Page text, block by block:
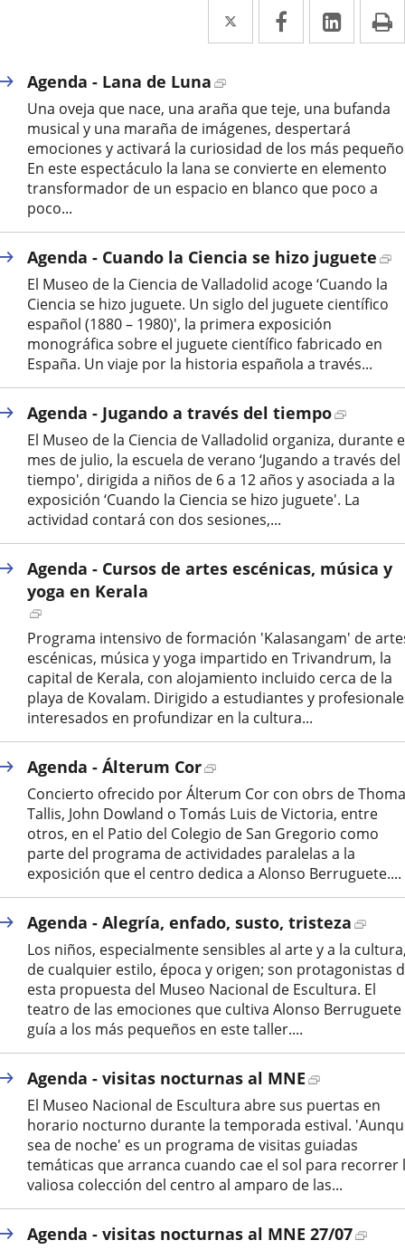
Twitter
Enlace
a
aplicación
externa.
Facebook
Enlace
a
aplicación
externa.
Enlace
a
Agenda - Lana de Luna
Enlace
a
una
aplicación
externa.
Una oveja que nace, una araña que teje, una bufanda
musical y una maraña de imágenes, despertará
emociones y activará la curiosidad de los más
En este espectáculo la lana se convierte en elemento
transformador de un espacio en blanco que poco a
poco...
Agenda - Cuando la Ciencia se hizo juguete
El Museo de la Ciencia de Valladolid acoge ‘Cuando la
Ciencia se hizo juguete. Un siglo del juguete científico
español (1880 – 1980)', la primera exposición
monográfica sobre el juguete científico fabricado en
España. Un viaje por la historia española a través...
Agenda - Jugando a través del tiempo
Enlace
a
una
externa.
El Museo de la Ciencia de Valladolid organiza, durante
mes de julio, la escuela de verano ‘Jugando a través del
tiempo', dirigida a niños de 6 a 12 años y asociada a la
exposición ‘Cuando la Ciencia se hizo juguete'. La
actividad contará con dos sesiones,...
Agenda - Cursos de artes escénicas, música y
yoga en Kerala
Enlace
a
una
aplicación
externa.
Programa intensivo de formación 'Kalasangam' de
escénicas, música y yoga impartido en Trivandrum, la
capital de Kerala, con alojamiento incluido cerca de la
playa de Kovalam. Dirigido a estudiantes y
interesados en profundizar en la cultura...
Agenda - Álterum Cor
Enlace
una
aplicación
externa.
Concierto ofrecido por Álterum Cor con obrs de
Tallis, John Dowland o Tomás Luis de Victoria, entre
otros, en el Patio del Colegio de San Gregorio como
parte del programa de actividades paralelas a la
exposición que el centro dedica a Alonso Berruguete....
Agenda - Alegría, enfado, susto, tristeza
a
una
Los niños, especialmente sensibles al arte y a la
de cualquier estilo, época y origen; son protagonistas
esta propuesta del Museo Nacional de Escultura. El
teatro de las emociones que cultiva Alonso Berruguete
guía a los más pequeños en este taller....
Agenda - visitas nocturnas al MNE
Enlace
una
aplicación
externa.
El Museo Nacional de Escultura abre sus puertas en
horario nocturno durante la temporada estival.
sea de noche' es un programa de visitas guiadas
temáticas que arranca cuando cae el sol para recorrer
valiosa colección del centro al amparo de las...
Agenda - visitas nocturnas al MNE 27/07